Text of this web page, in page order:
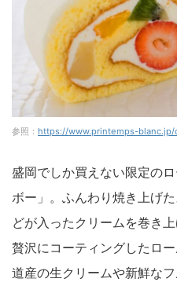
参照： https://www.printemps-
盛岡でしか買えない限定の
ボー」。ふんわり焼き上げ
どが入ったクリームを巻き
贅沢にコーティングしたロ
道産の生クリームや新鮮な